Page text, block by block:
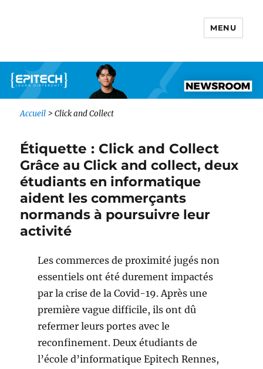
MENU
Accueil >Click and Collect
Étiquette : Click and Collect
Grâce au Click and collect, deux
étudiants en informatique
aident les commerçants
normands à poursuivre leur
activité
Les commerces de proximité jugés non
essentiels ont été durement impactés
par la crise de la Covid-19. Après une
première vague difficile, ils ont dû
refermer leurs portes avec le
reconfinement. Deux étudiants de
l’école d’informatique Epitech Rennes,